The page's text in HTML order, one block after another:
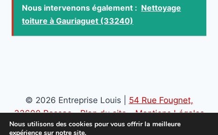
Nous intervenons également : Nettoyage
toiture à Gauriaguet (33240)
© 2026 Entreprise Louis | 54 Rue Fougnet,
33600 Pessac-Plan du site-Mentions Légales
-Politique de confidentialité
Nous utilisons des cookies pour vous offrir la meilleure
expérience sur notre site.